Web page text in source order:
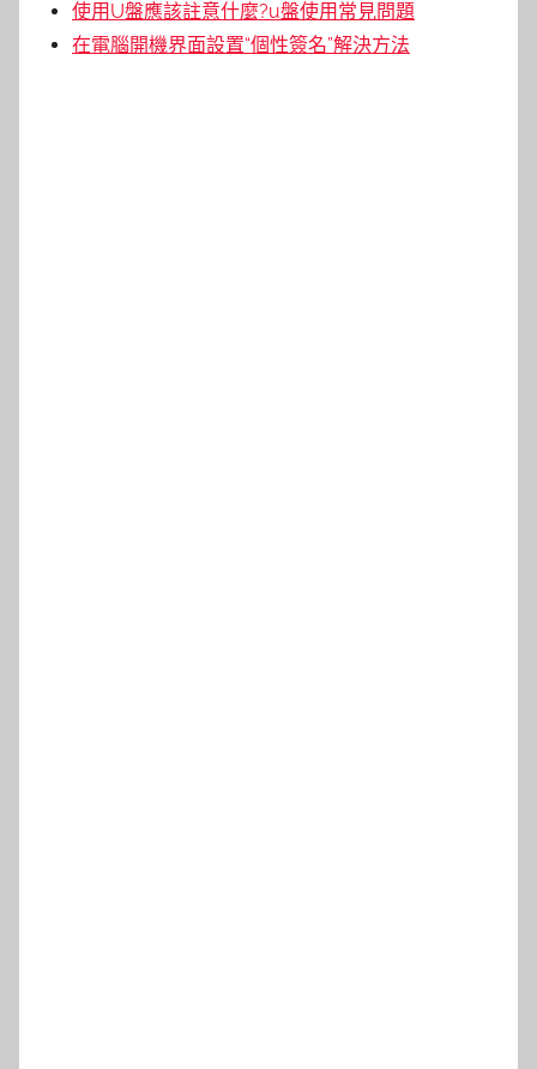
使用U盤應該註意什麼?u盤使用常見問題
在電腦開機界面設置“個性簽名”解決方法